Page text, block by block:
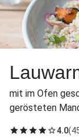
mit im Ofen
gerösteten
4.0(